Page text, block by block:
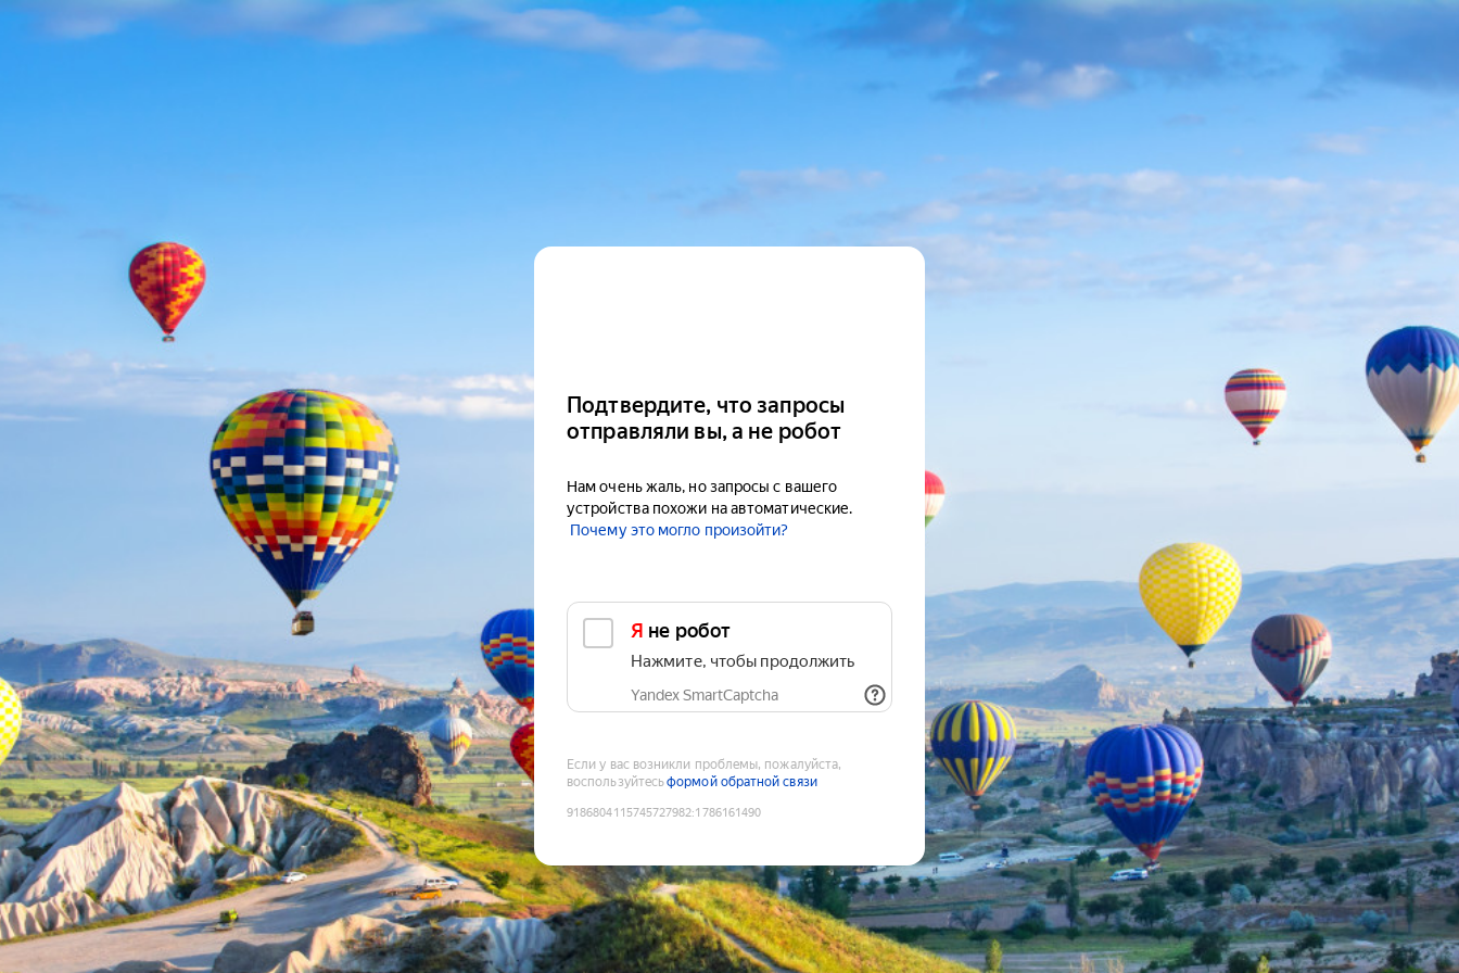
Подтвердите, что запросы
отправляли вы, а не робот
Нам очень жаль, но запросы с вашего
устройства похожи на автоматические.
Почему это могло произойти?
Я не робот
Нажмите, чтобы продолжить
Yandex SmartCaptcha
Если у вас возникли проблемы, пожалуйста,
воспользуйтесьформой обратной связи
9186804115745727982:1786161490